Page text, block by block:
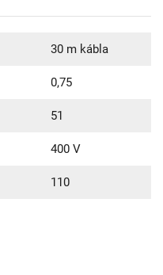
30 m kábla
0,75
51
400 V
110